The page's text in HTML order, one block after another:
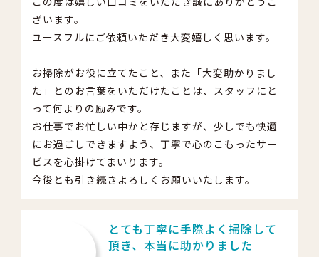
ざいます。
ユースフルにご依頼いただき大変嬉しく思います。
お掃除がお役に立てたこと、また「大変助かりまし
た」とのお言葉をいただけたことは、スタッフにと
って何よりの励みです。
お仕事でお忙しい中かと存じますが、少しでも快適
にお過ごしできますよう、丁寧で心のこもったサー
ビスを心掛けてまいります。
今後とも引き続きよろしくお願いいたします。
とても丁寧に手際よく掃除して
頂き、本当に助かりました